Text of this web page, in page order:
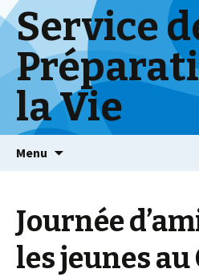
Service
la Vie
Menu
Journée
les jeunes